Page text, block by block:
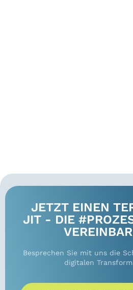
JETZT EINEN
JIT - DIE
Besprechen Sie mit uns die
digitalen